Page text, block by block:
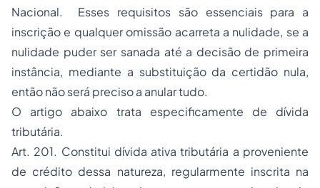
Nacional. Esses requisitos são essenciais para a
inscrição e qualquer omissão acarreta a nulidade, se a
nulidade puder ser sanada até a decisão de primeira
instância, mediante a substituição da certidão nula,
então não será preciso a anular tudo.
O artigo abaixo trata especificamente de dívida
tributária.
Art. 201. Constitui dívida ativa tributária a proveniente
de crédito dessa natureza, regularmente inscrita na